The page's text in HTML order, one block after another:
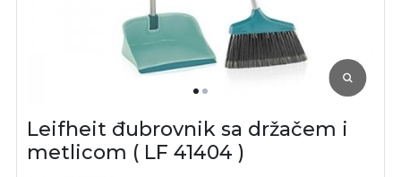
Leifheit đubrovnik sa držačem i
metlicom ( LF 41404 )